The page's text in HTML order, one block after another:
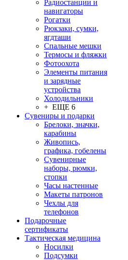
Радиостанции и
навигаторы
Рогатки
Рюкзаки, сумки,
ягдташи
Спальные мешки
Термосы и фляжки
Фотоохота
Элементы питания
и зарядные
устройства
Холодильники
+ ЕЩЕ 6
Сувениры и подарки
Брелоки, значки,
карабины
Живопись,
графика, гобелены
Сувенирные
наборы, рюмки,
стопки
Часы настенные
Макеты патронов
Чехлы для
телефонов
Подарочные
сертификаты
Тактическая медицина
Носилки
Подсумки